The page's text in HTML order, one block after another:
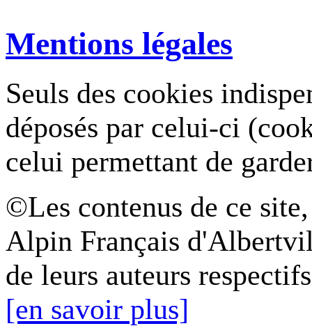
Mentions légales
Seuls des cookies
déposés par celui-ci
celui permettant de
©Les contenus de ce
Alpin Français
de leurs auteurs
[en savoir plus]